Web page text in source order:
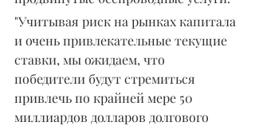
"Учитывая риск на рынках капитала
и очень привлекательные текущие
ставки, мы ожидаем, что
победители будут стремиться
привлечь по крайней мере 50
миллиардов долларов долгового